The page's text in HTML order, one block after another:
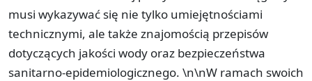
musi wykazywać się nie tylko umiejętnościami
technicznymi, ale także znajomością przepisów
dotyczących jakości wody oraz bezpieczeństwa
sanitarno-epidemiologicznego. \n\nW ramach swoich